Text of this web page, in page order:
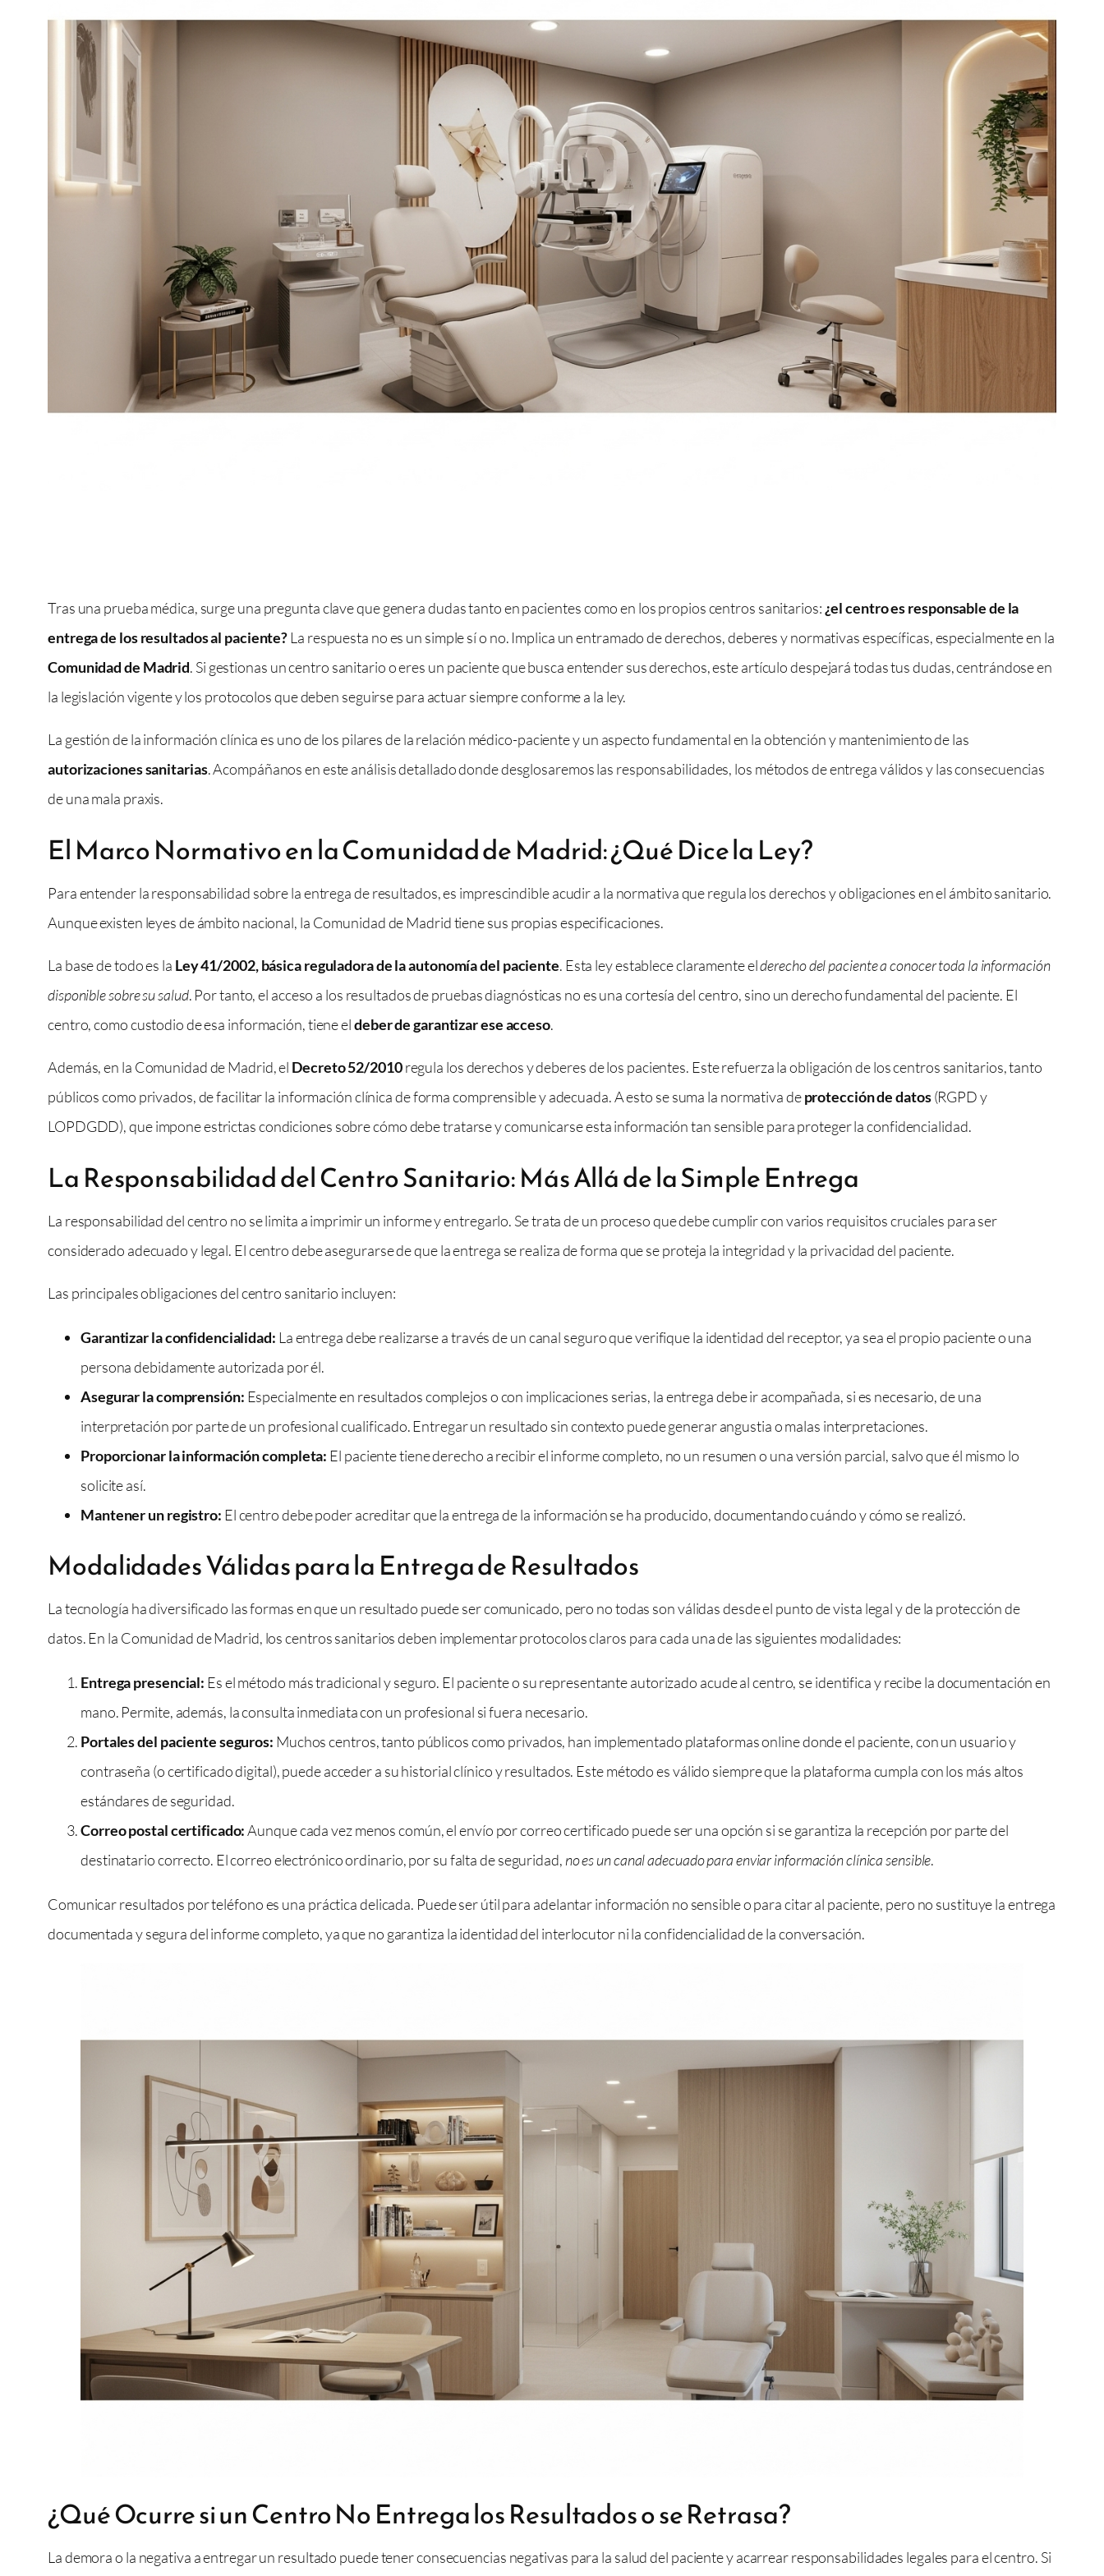
Tras una prueba médica, surge una pregunta clave que genera dudas tanto en pacientes como en los propios centros sanitarios:¿el centro es responsable de la
entrega de los resultados al paciente?La respuesta no es un simple sí o no. Implica un entramado de derechos, deberes y normativas específicas, especialmente en la
Comunidad de Madrid. Si gestionas un centro sanitario o eres un paciente que busca entender sus derechos, este artículo despejará todas tus dudas, centrándose en
la legislación vigente y los protocolos que deben seguirse para actuar siempre conforme a la ley.
La gestión de la información clínica es uno de los pilares de la relación médico-paciente y un aspecto fundamental en la obtención y mantenimiento de las
autorizaciones sanitarias. Acompáñanos en este análisis detallado donde desglosaremos las responsabilidades, los métodos de entrega válidos y las consecuencias
de una mala praxis.
El Marco Normativo en la Comunidad de Madrid: ¿Qué Dice la Ley?
Para entender la responsabilidad sobre la entrega de resultados, es imprescindible acudir a la normativa que regula los derechos y obligaciones en el ámbito sanitario.
Aunque existen leyes de ámbito nacional, la Comunidad de Madrid tiene sus propias especificaciones.
La base de todo es la Ley 41/2002, básica reguladora de la autonomía del paciente. Esta ley establece claramente elderecho del paciente a conocer toda la información
disponible sobre su salud. Por tanto, el acceso a los resultados de pruebas diagnósticas no es una cortesía del centro, sino un derecho fundamental del paciente. El
centro, como custodio de esa información, tiene eldeber de garantizar ese acceso.
Además, en la Comunidad de Madrid, el Decreto 52/2010regula los derechos y deberes de los pacientes. Este refuerza la obligación de los centros sanitarios, tanto
públicos como privados, de facilitar la información clínica de forma comprensible y adecuada. A esto se suma la normativa deprotección de datos(RGPD y
LOPDGDD), que impone estrictas condiciones sobre cómo debe tratarse y comunicarse esta información tan sensible para proteger la confidencialidad.
La Responsabilidad del Centro Sanitario: Más Allá de la Simple Entrega
La responsabilidad del centro no se limita a imprimir un informe y entregarlo. Se trata de un proceso que debe cumplir con varios requisitos cruciales para ser
considerado adecuado y legal. El centro debe asegurarse de que la entrega se realiza de forma que se proteja la integridad y la privacidad del paciente.
Las principales obligaciones del centro sanitario incluyen:
Garantizar la confidencialidad: La entrega debe realizarse a través de un canal seguro que verifique la identidad del receptor, ya sea el propio paciente o una
persona debidamente autorizada por él.
Asegurar la comprensión: Especialmente en resultados complejos o con implicaciones serias, la entrega debe ir acompañada, si es necesario, de una
interpretación por parte de un profesional cualificado. Entregar un resultado sin contexto puede generar angustia o malas interpretaciones.
Proporcionar la información completa: El paciente tiene derecho a recibir el informe completo, no un resumen o una versión parcial, salvo que él mismo lo
solicite así.
Mantener un registro: El centro debe poder acreditar que la entrega de la información se ha producido, documentando cuándo y cómo se realizó.
Modalidades Válidas para la Entrega de Resultados
La tecnología ha diversificado las formas en que un resultado puede ser comunicado, pero no todas son válidas desde el punto de vista legal y de la protección de
datos. En la Comunidad de Madrid, los centros sanitarios deben implementar protocolos claros para cada una de las siguientes modalidades:
Entrega presencial: Es el método más tradicional y seguro. El paciente o su representante autorizado acude al centro, se identifica y recibe la documentación en
mano. Permite, además, la consulta inmediata con un profesional si fuera necesario.
Portales del paciente seguros: Muchos centros, tanto públicos como privados, han implementado plataformas online donde el paciente, con un usuario y
contraseña (o certificado digital), puede acceder a su historial clínico y resultados. Este método es válido siempre que la plataforma cumpla con los más altos
estándares de seguridad.
Correo postal certificado:Aunque cada vez menos común, el envío por correo certificado puede ser una opción si se garantiza la recepción por parte del
destinatario correcto. El correo electrónico ordinario, por su falta de seguridad, no es un canal adecuado para enviar información clínica sensible.
Comunicar resultados por teléfono es una práctica delicada. Puede ser útil para adelantar información no sensible o para citar al paciente, pero no sustituye la entrega
documentada y segura del informe completo, ya que no garantiza la identidad del interlocutor ni la confidencialidad de la conversación.
¿Qué Ocurre si un Centro No Entrega los Resultados o se Retrasa?
La demora o la negativa a entregar un resultado puede tener consecuencias negativas para la salud del paciente y acarrear responsabilidades legales para el centro. Si